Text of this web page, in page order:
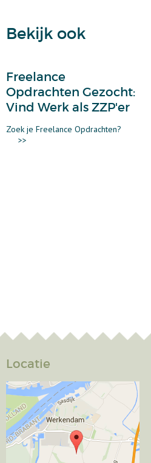
Bekijk ook
Freelance
Opdrachten Gezocht:
Vind Werk als ZZP'er
Zoek je Freelance Opdrachten?
>>
Locatie